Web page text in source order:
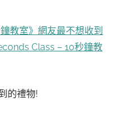
教室》網友最不想收到
Class – 10秒鐘教
的禮物!